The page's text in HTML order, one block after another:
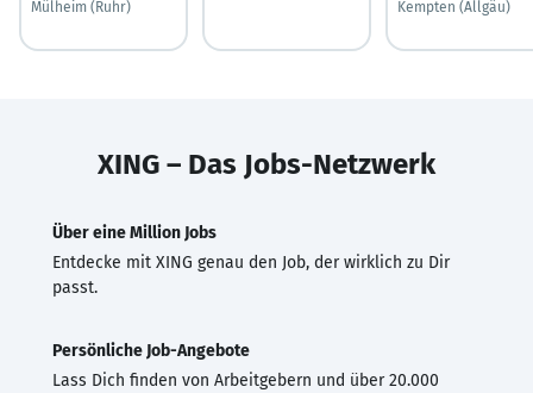
Mülheim (Ruhr)
Kempten (Allgäu)
XING – Das Jobs-Netzwerk
Über eine Million Jobs
Entdecke mit XING genau den Job, der wirklich zu Dir
passt.
Persönliche Job-Angebote
Lass Dich finden von Arbeitgebern und über 20.000